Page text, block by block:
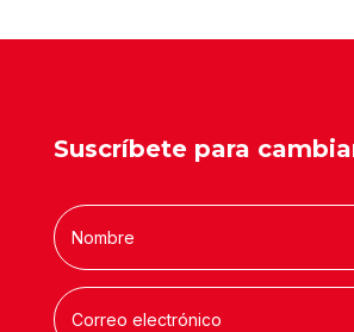
Suscríbete para